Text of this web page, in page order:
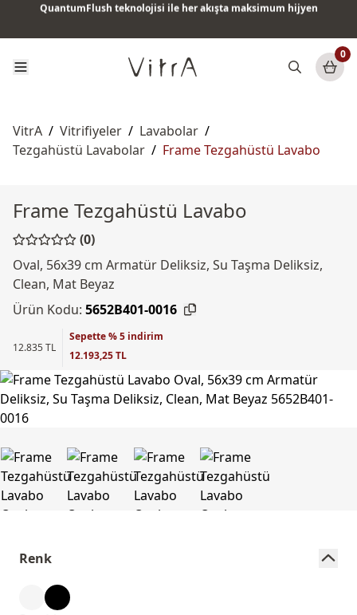
QuantumFlush teknolojisi ile her akışta maksimum hijyen
0
VitrA / Vitrifiyeler / Lavabolar /
Tezgahüstü Lavabolar / Frame Tezgahüstü Lavabo
Frame Tezgahüstü Lavabo
(0)
Oval, 56x39 cm Armatür Deliksiz, Su Taşma Deliksiz,
Clean, Mat Beyaz
Ürün Kodu: 5652B401-0016
12.835 TL
Sepette % 5 indirim
12.193,25 TL
Renk